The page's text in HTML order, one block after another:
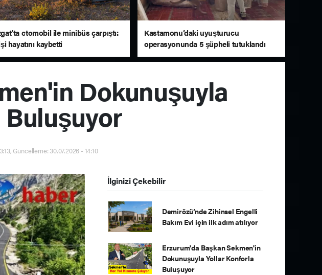
otomobil ile minibüs çarpıştı:
hayatını kaybetti
Kastamonu’daki uyuşturucu
operasyonunda 5 şüpheli tutuklandı
Dokunuşuyla
Güncelleme: 30.07.2026 - 14:10
İlginizi Çekebilir
Demirözü’nde Zihinsel Engelli
Bakım Evi için ilk adım atılıyor
Erzurum'da Başkan Sekmen'in
Dokunuşuyla Yollar Konforla
Buluşuyor